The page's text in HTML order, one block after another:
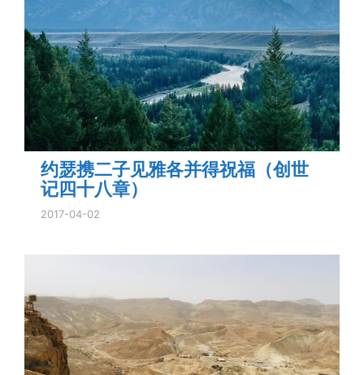
约瑟携二子见雅各并得祝福（创世
记四十八章）
2017-04-02